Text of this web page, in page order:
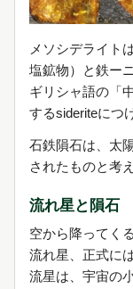
メソシデライト
塩鉱物）と鉄ー
ギリシャ語の「
するsideriteにつ
石鉄隕石は、太
されたものと考
流れ星と隕石
空から降ってく
流れ星、正式に
流星は、宇宙の